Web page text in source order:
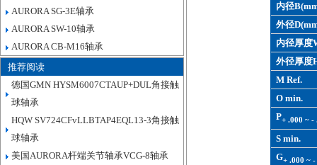
AURORA SG-3E轴承
AURORA SW-10轴承
AURORA CB-M16轴承
推荐阅读
德国GMN HYSM6007CTAUP+DUL角接触
球轴承
HQW SV724CFvLLBTAP4EQL13-3角接触
球轴承
美国AURORA杆端关节轴承VCG-8轴承
内径
外径
内径厚度
外径厚度
M Ref.
O min.
P+ .000 ~ -
S min.
G+ .000 ~